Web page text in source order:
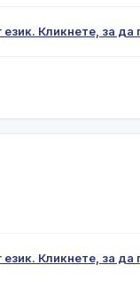
Кликнете, за да
Кликнете, за да